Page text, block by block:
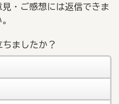
・ご感想には返信できま
ましたか？